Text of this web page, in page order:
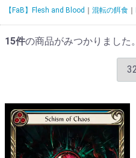
【FaB】Flesh and Blood 混転の餌食
15件の商品がみつかりました。